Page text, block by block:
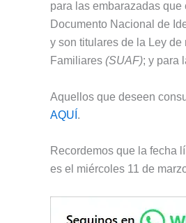
para las embarazadas
Documento Nacional de
y son titulares de la Ley
Familiares (SUAF); y para
Aquellos que deseen
AQUÍ .
Recordemos que la fecha
es el miércoles 11 de